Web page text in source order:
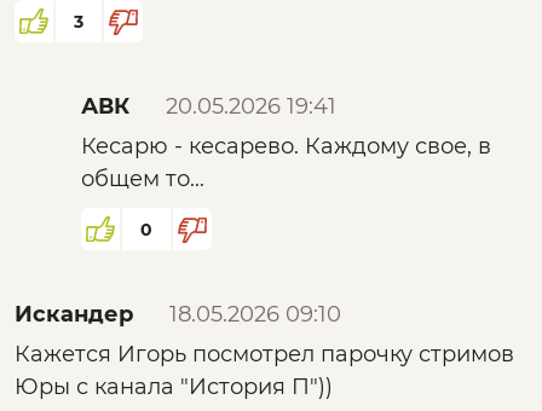
3
АВК
20.05.2026 19:41
Кесарю - кесарево. Каждому свое, в
общем то...
0
Искандер
18.05.2026 09:10
Кажется Игорь посмотрел парочку стримов
Юры с канала "История П"))